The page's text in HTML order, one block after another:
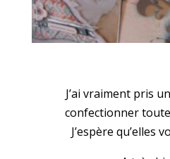
J’ai vraiment pris
confectionner
J’espère qu’elles